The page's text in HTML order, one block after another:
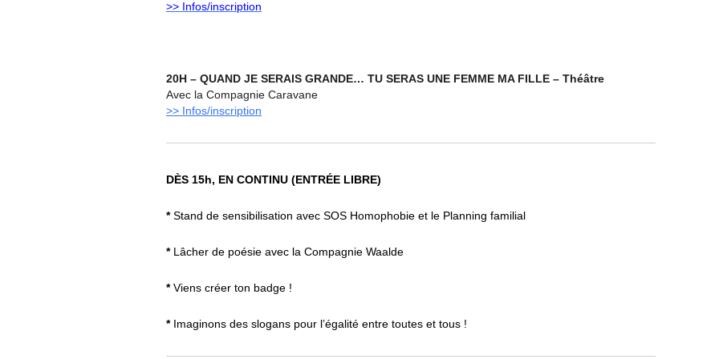
>> Infos/inscription
20H – QUAND JE SERAIS GRANDE… TU SERAS UNE FEMME MA FILLE – Théâtre
Avec la Compagnie Caravane
>> Infos/inscription
DÈS 15h, EN CONTINU (ENTRÉE LIBRE)
*Stand de sensibilisation avec SOS Homophobie et le Planning familial
*Lâcher de poésie avec la Compagnie Waalde
*Viens créer ton badge !
*Imaginons des slogans pour l’égalité entre toutes et tous !